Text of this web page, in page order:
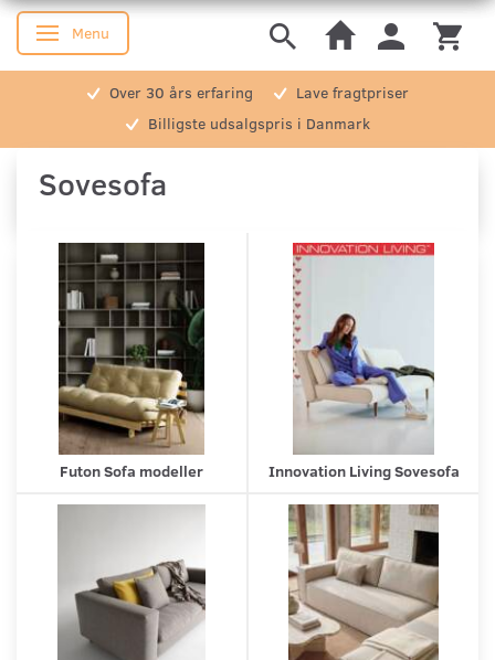
Skifte navigation
Menu
Over 30 års erfaring
Lave fragtpriser
Billigste udsalgspris i Danmark
Sovesofa
Futon Sofa modeller Innovation Living Sovesofa